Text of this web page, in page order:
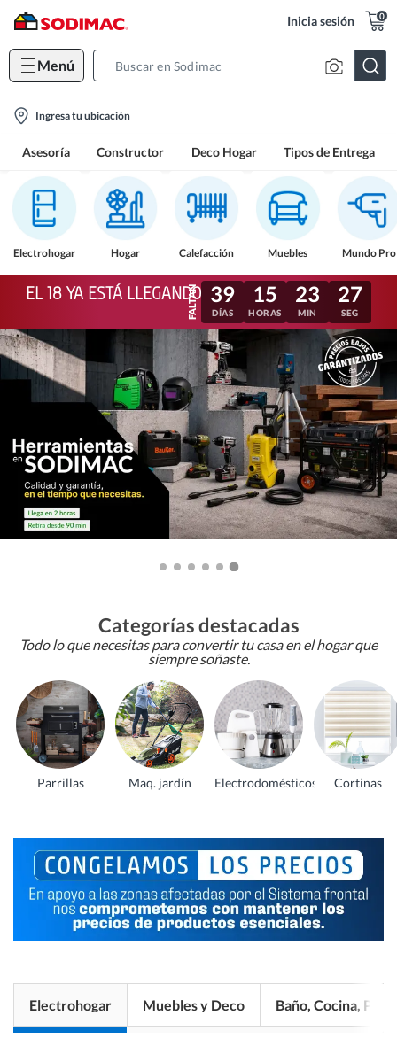
Inicia sesión 0
Menú
location-
Ingresa tu ubicación
Asesoría Constructor Deco Hogar Tipos de Entrega
Electrohogar Hogar Calefacción Muebles Mundo Pro
EL 18 YA ESTÁ LLEGANDO 39
DÍAS
15
HORAS
23
MIN
24
SEG
Categorías destacadas
Todo lo que necesitas para convertir tu casa en el hogar que
siempre soñaste.
Parrillas Maq. jardín Electrodomésticos Cortinas
Electrohogar Muebles y Deco Baño, Cocina, Pisos